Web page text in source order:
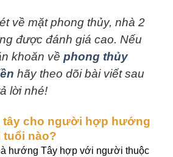
về mặt phong thủy, nhà 2
được đánh giá cao. Nếu
khoăn về phong thủy
hãy theo dõi bài viết sau
lời nhé!
tây cho người hợp hướng
tuổi nào?
hướng Tây hợp với người thuộc